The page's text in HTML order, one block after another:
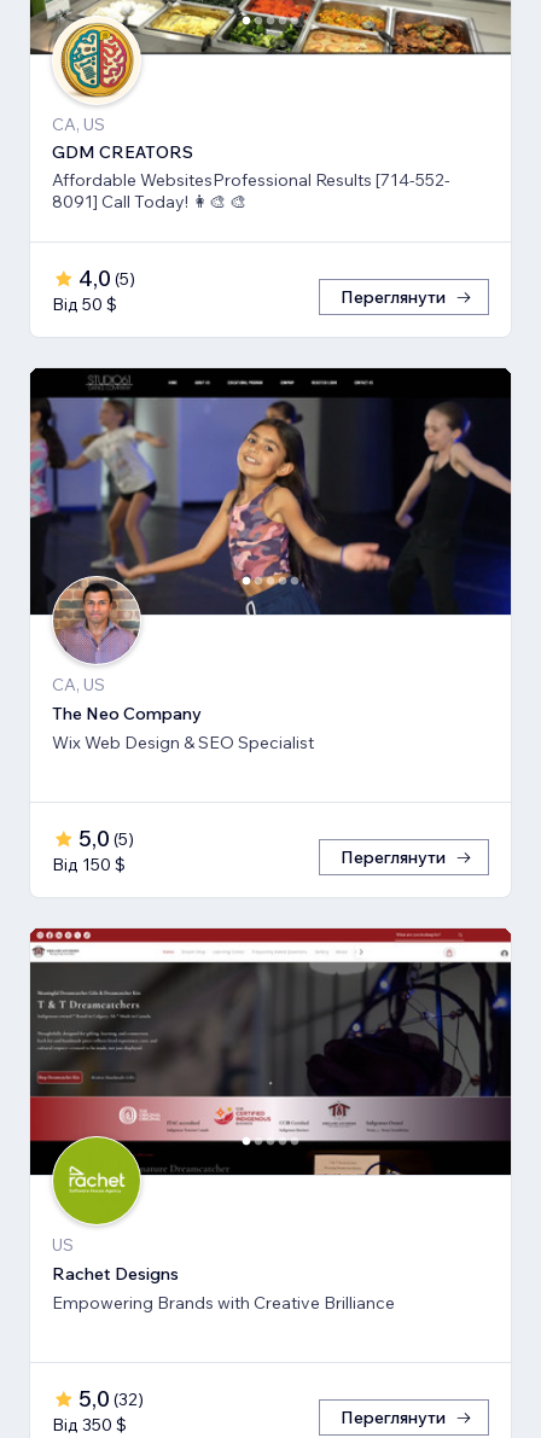
CA, US
GDM CREATORS
Affordable WebsitesProfessional Results [714-552-
8091] Call Today! 👩‍🎨 🎨
4,0 (5)
Від 50 $
Переглянути
CA, US
The Neo Company
Wix Web Design & SEO Specialist
5,0 (5)
Від 150 $
Переглянути
US
Rachet Designs
Empowering Brands with Creative Brilliance
5,0 (32)
Від 350 $
Переглянути